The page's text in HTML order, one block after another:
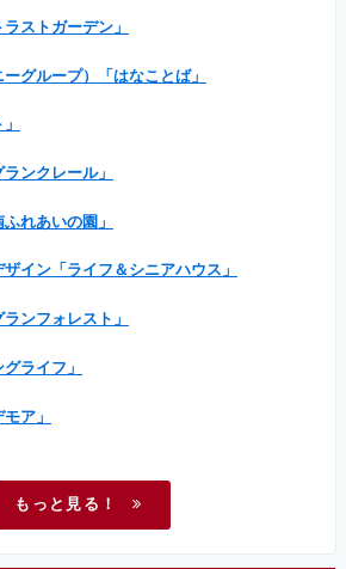
ストガーデン」
グループ）「はなことば」
ンクレール」
れあいの園」
イン「ライフ＆シニアハウス」
ンフォレスト」
ライフ」
ア」
もっと見る！